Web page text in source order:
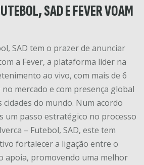
SAD E FEVER VOAM
SAD tem o prazer de anunciar
a Fever, a plataforma líder na
ao vivo, com mais de 6
mercado e com presença global
cidades do mundo. Num acordo
um passo estratégico no processo
– Futebol, SAD, este tem
fortalecer a ligação entre o
apoia, promovendo uma melhor